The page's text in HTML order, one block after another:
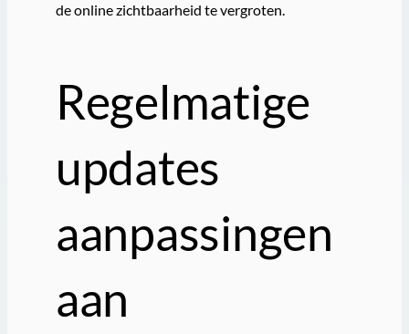
de online zichtbaarheid te vergroten.
Regelmatige
updates
aanpassingen
aan